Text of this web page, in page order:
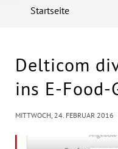
Startseite
Delticom
ins E-Food-
MITTWOCH, 24. FEBRUAR 2016